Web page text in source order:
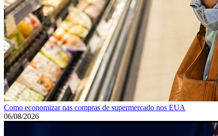
Como economizar nas compras de supermercado nos EUA
06/08/2026